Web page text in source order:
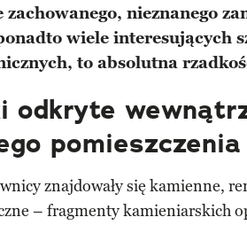
nieznanego
wiele interesujących
to absolutna
odkryte
pomieszczenia
znajdowały się kamienne,
– fragmenty kamieniarskich